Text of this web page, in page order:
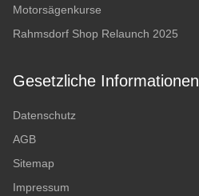
Motorsägenkurse
Rahmsdorf Shop Relaunch 2025
Gesetzliche Informationen
Datenschutz
AGB
Sitemap
Impressum